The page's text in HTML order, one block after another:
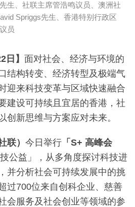
生、社联主席管浩鸣议员、澳洲社
Spriggs先生、香港特别行政区
员
日】 面对社会、经济与环境的
结构转变、经济转型及极端气
迎来科技变革与区域快速融合
建设可持续且宜居的香港，社
创新思维与方案应对未来。
联） 今日举行 「 S+ 高峰会
公益」，从多角度探讨科技进
并分析社会可持续发展中的挑
过700位来自创科企业、慈善
会服务及社会创业等领域的参